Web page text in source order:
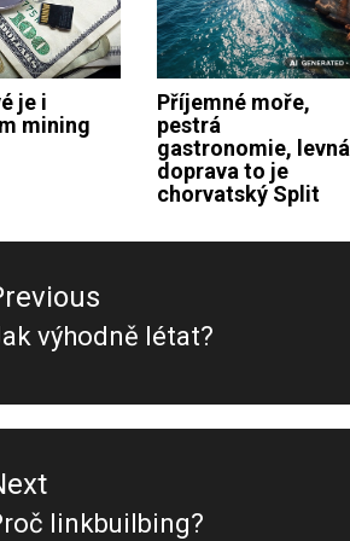
je i
mining
Příjemné moře,
pestrá
gastronomie, levná
doprava to je
chorvatský Split
výhodně létat?
linkbuilbing?